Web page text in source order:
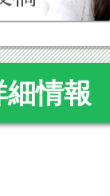
細情報